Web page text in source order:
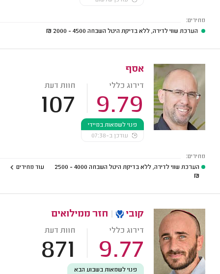
מחירים:
הערכת שווי לדירה, ללא בדיקת היטל השבחה 4500 - 2000
₪
אסף
דירוג כללי
9.79
חוות דעת
107
פנוי לשמאות במיידי
עודכן ב-07:38
מחירים:
הערכת שווי לדירה, ללא בדיקת היטל השבחה 4000 - 2500
₪
עוד מחירים
קובי חזר ממילואים
דירוג כללי
9.77
חוות דעת
871
פנוי לשמאות בשבוע הבא